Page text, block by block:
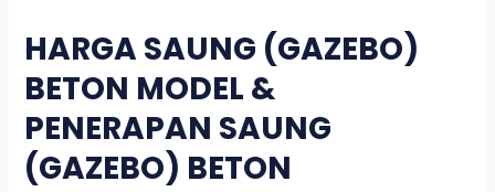
HARGA SAUNG (GAZEBO)
BETON MODEL &
PENERAPAN SAUNG
(GAZEBO) BETON